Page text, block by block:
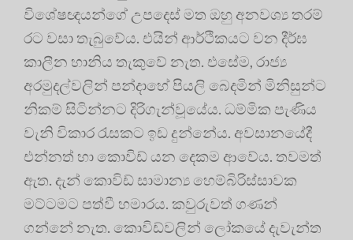
විශේෂඥයන්ගේ උපදෙස් මත ඔහු අනවශ්‍ය තරම්
රට වසා තැබුවේය. එයින් ආර්ථිකයට වන දීර්ඝ
කාලීන හානිය තැකුවේ නැත. එසේම, රාජ්‍ය
අරමුදල්වලින් පන්දාහේ පියලි බෙදමින් මිනිසුන්ට
නිකම් සිටින්නට දිරිගැන්වූයේය. ධම්මික පැණිය
වැනි විකාර රැසකට ඉඩ දුන්නේය. අවසානයේදී
එන්නත් හා කොවිඩ් යන දෙකම ආවේය. තවමත්
ඇත. දැන් කොවිඩ් සාමාන්‍ය හෙම්බිරිස්සාවක
මට්ටමට පත්වී හමාරය. කවුරුවත් ගණන්
ගන්නේ නැත. කොවිඩ්වලින් ලෝකයේ දැවැන්ත